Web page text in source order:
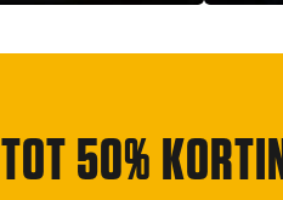
TOT 50%